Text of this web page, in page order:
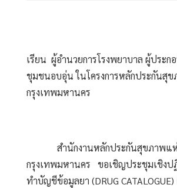
เรียน  ผู้อำนวยการโรงพยาบาล ผู้ประก
ชุมชนอบอุ่น ในโครงการหลักประกันสุ
กรุงเทพมหานคร
สำนักงานหลักประกันสุขภาพแห่ง
กรุงเทพมหานคร   ขอเชิญประชุมเชิงป
ทำบัญชีข้อมูลยา (DRUG